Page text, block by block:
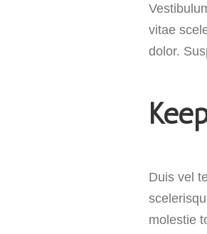
vitae
dolor.
Duis vel
molestie